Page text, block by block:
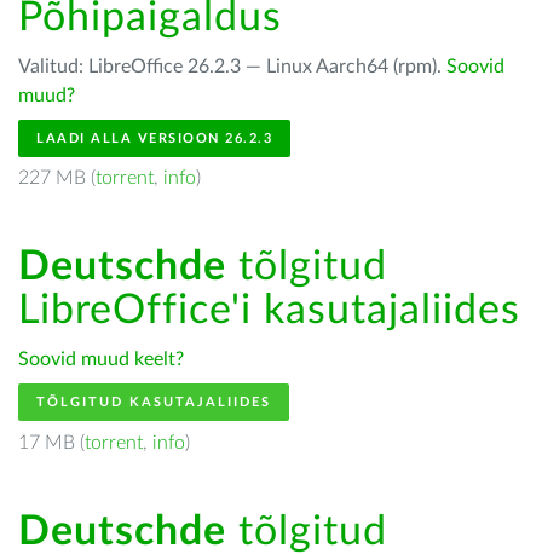
Põhipaigaldus
Valitud: LibreOffice 26.2.3 — Linux Aarch64 (rpm). Soovid
muud?
LAADI ALLA VERSIOON 26.2.3
227 MB (torrent, info)
Deutschde tõlgitud
LibreOffice'i kasutajaliides
Soovid muud keelt?
TÕLGITUD KASUTAJALIIDES
17 MB (torrent, info)
Deutschde tõlgitud